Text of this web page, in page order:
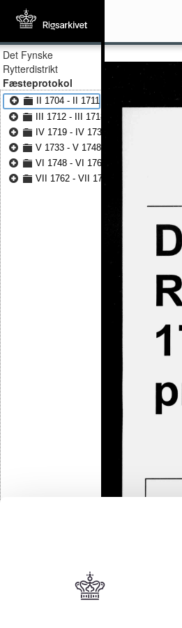
Det Fynske
Rytterdistrikt
Fæsteprotokol
II 1704 - II 1711
III 1712 - III 1718
IV 1719 - IV 1733
V 1733 - V 1748
VI 1748 - VI 1762
VII 1762 - VII 1764